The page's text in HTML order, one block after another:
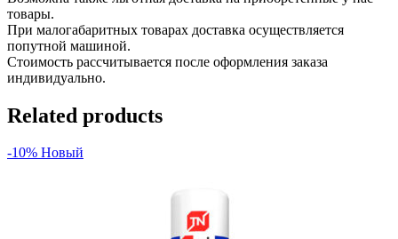
товары.
При малогабаритных товарах доставка осуществляется
попутной машиной.
Стоимость рассчитывается после оформления заказа
индивидуально.
Related products
-10% Новый